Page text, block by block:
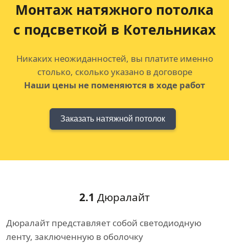
Монтаж натяжного потолка
с подсветкой в Котельниках
Никаких неожиданностей, вы платите именно
столько, сколько указано в договоре
Наши цены не поменяются в ходе работ
Заказать натяжной потолок
2.1 Дюралайт
Дюралайт представляет собой светодиодную
ленту, заключенную в оболочку